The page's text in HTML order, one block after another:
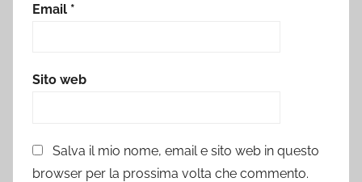
Email *
Sito web
Salva il mio nome, email e sito web in questo
browser per la prossima volta che commento.